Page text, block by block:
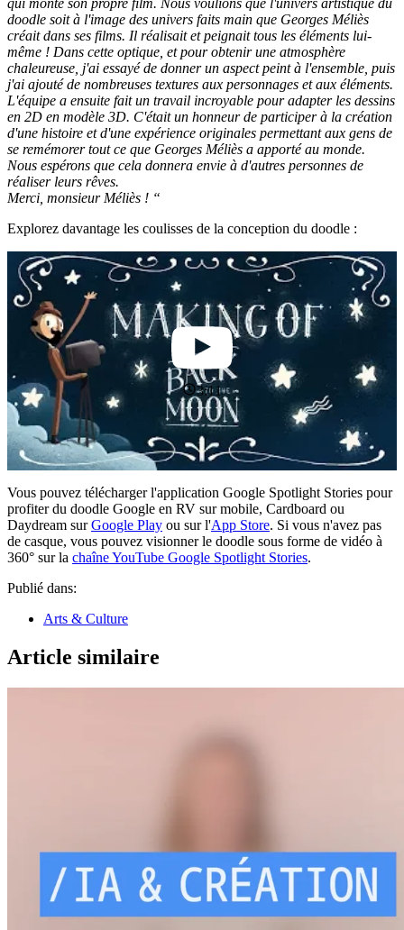
doodle soit à l'image des univers faits main que Georges Méliès
créait dans ses films. Il réalisait et peignait tous les éléments lui-
même ! Dans cette optique, et pour obtenir une atmosphère
chaleureuse, j'ai essayé de donner un aspect peint à l'ensemble, puis
j'ai ajouté de nombreuses textures aux personnages et aux éléments.
L'équipe a ensuite fait un travail incroyable pour adapter les dessins
en 2D en modèle 3D. C'était un honneur de participer à la création
d'une histoire et d'une expérience originales permettant aux gens de
se remémorer tout ce que Georges Méliès a apporté au monde.
Nous espérons que cela donnera envie à d'autres personnes de
réaliser leurs rêves.
Merci, monsieur Méliès ! “
Explorez davantage les coulisses de la conception du doodle :
3:11
Vous pouvez télécharger l'application Google Spotlight Stories pour
profiter du doodle Google en RV sur mobile, Cardboard ou
Daydream surGoogle Play ou sur l'App Store. Si vous n'avez pas
de casque, vous pouvez visionner le doodle sous forme de vidéo à
360° sur la chaîne YouTube Google Spotlight Stories.
Publié dans:
Arts & Culture
Article similaire